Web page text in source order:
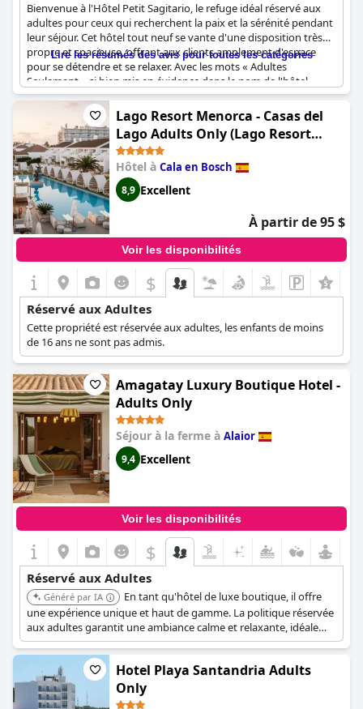
Bienvenue à l'Hôtel Petit Sagitario, le refuge idéal réservé aux
adultes pour ceux qui recherchent la paix et la sérénité pendant
leur séjour. Cet hôtel tout neuf se vante d'une disposition très
propre et spacieuse, offrant aux clients amplement d'espace
pour se détendre et se relaxer. Avec les mots « Adultes
Seulement » si bien mis en évidence dans le nom de l'hôtel,
cette atmosphère tranquille est une priorité absolue pour
l'hôtel, s'adressant spécifiquement à ceux qui recherchent une
escapade paisible. L'ambiance calme n'est pas passée inaperçue
auprès des clients, qui apprécient le sentiment de calme et de
détente qui imprègne l'hôtel. Malgré l'existence d'une version
familiale de l'hôtel de l'autre côté de la rue, l'expérience réservée
aux adultes à l'Hôtel Petit Sagitario (Adults only) reste un choix
de premier ordre pour ceux qui recherchent une évasion
paisible. La struttura molto accogliente ne fait qu'ajouter à
l'attrait général de cet hôtel. Venez découvrir la tranquillité par
vous-même à l'Hôtel Petit Sagitario (Adults only).
Lire les résumés des avis pour toutes les catégories
Lago Resort Menorca - Casas del
Lago Adults Only (Lago Resort
Menorca)
Hôtel à Cala en Bosch
8,9 Excellent
À partir de 95 $
Voir les disponibilités
$
Réservé aux Adultes
Cette propriété est réservée aux adultes, les enfants de moins
de 16 ans ne sont pas admis.
Amagatay Luxury Boutique Hotel -
Adults Only
Séjour à la ferme à Alaior
9,4 Excellent
Voir les disponibilités
$
Réservé aux Adultes
Généré par IA
En tant qu'hôtel de luxe boutique, il offre
une expérience unique et haut de gamme. La politique réservée
aux adultes garantit une ambiance calme et relaxante, idéale
pour les couples ou les voyageurs solitaires en quête de
tranquillité. La nature boutique de l'hôtel signifie que le service
personnalisé et l'attention aux détails sont prioritaires, assurant
un séjour mémorable.
Hotel Playa Santandria Adults
Only